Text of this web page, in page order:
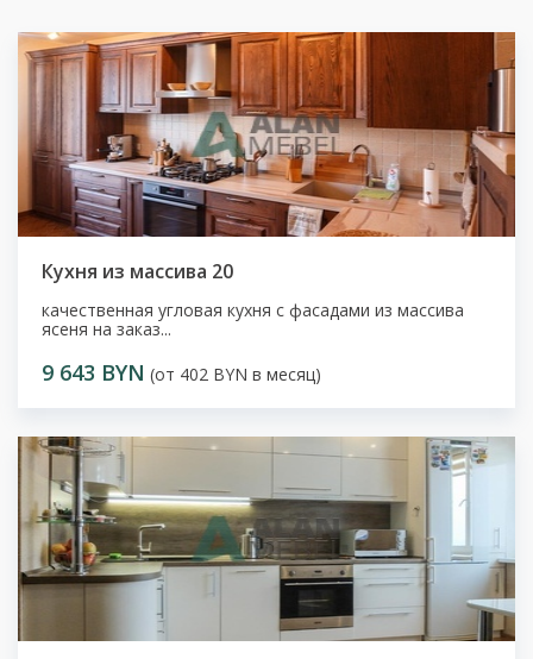
Кухня из массива 20
качественная угловая кухня с фасадами из массива
ясеня на заказ...
9 643 BYN (от 402 BYN в месяц)